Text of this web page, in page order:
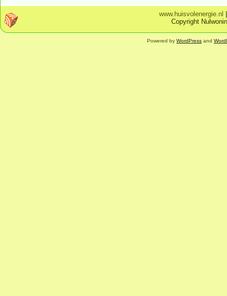
www.huisvolenergie.nl
Copyright
Powered by WordPress and